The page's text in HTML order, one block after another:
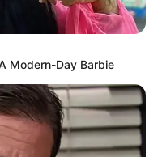
Modern-Day Barbie